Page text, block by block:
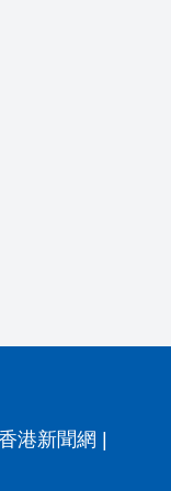
港新聞網 |